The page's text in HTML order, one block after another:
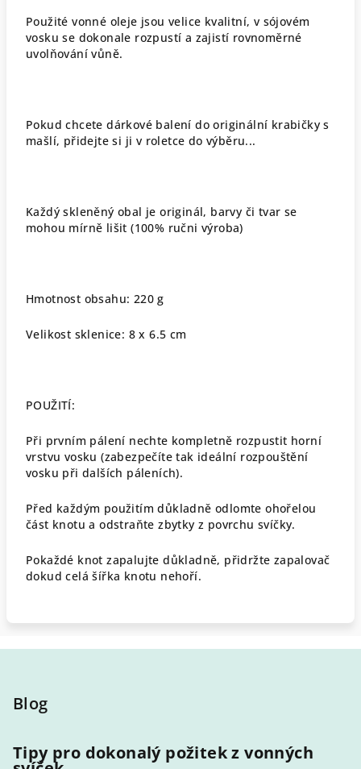
Použité vonné oleje jsou velice kvalitní, v sójovém
vosku se dokonale rozpustí a zajistí rovnoměrné
uvolňování vůně.
Pokud chcete dárkové balení do originální krabičky s
mašlí, přidejte si ji v roletce do výběru...
Každý skleněný obal je originál, barvy či tvar se
mohou mírně lišit (100% ručni výroba)
Hmotnost obsahu: 220 g
Velikost sklenice: 8 x 6.5 cm
POUŽITÍ:
Při prvním pálení nechte kompletně rozpustit horní
vrstvu vosku (zabezpečíte tak ideální rozpouštění
vosku při dalších páleních).
Před každým použitím důkladně odlomte ohořelou
část knotu a odstraňte zbytky z povrchu svíčky.
Pokaždé knot zapalujte důkladně, přidržte zapalovač
dokud celá šířka knotu nehoří.
Blog
Tipy pro dokonalý požitek z vonných